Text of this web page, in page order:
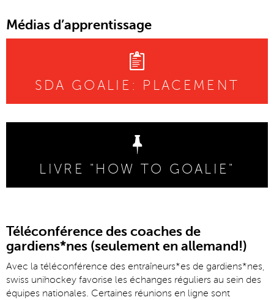
Médias d’apprentissage
SDA GOALIE: PLACEMENT
LIVRE "HOW TO GOALIE"
Téléconférence des coaches de
gardiens*nes (seulement en allemand!)
Avec la téléconférence des entraîneurs*es de gardiens*nes,
swiss unihockey favorise les échanges réguliers au sein des
équipes nationales. Certaines réunions en ligne sont